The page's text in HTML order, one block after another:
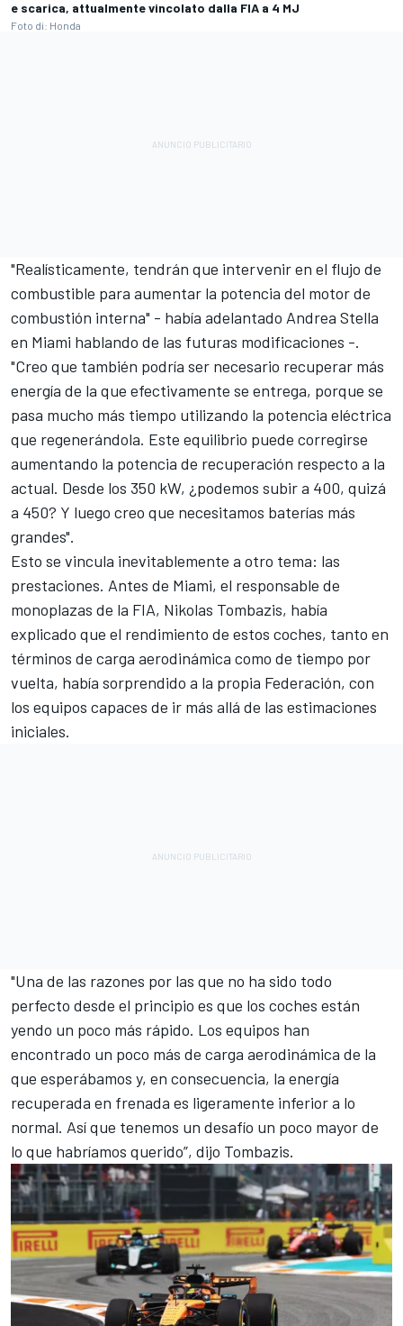
e scarica, attualmente vincolato dalla FIA a 4 MJ
Foto di: Honda
"Realísticamente, tendrán que intervenir en el flujo de
combustible para aumentar la potencia del motor de
combustión interna" - había adelantado Andrea Stella
en Miami hablando de las futuras modificaciones -.
"Creo que también podría ser necesario recuperar más
energía de la que efectivamente se entrega, porque se
pasa mucho más tiempo utilizando la potencia eléctrica
que regenerándola. Este equilibrio puede corregirse
aumentando la potencia de recuperación respecto a la
actual. Desde los 350 kW, ¿podemos subir a 400, quizá
a 450? Y luego creo que necesitamos baterías más
grandes".
Esto se vincula inevitablemente a otro tema: las
prestaciones. Antes de Miami, el responsable de
monoplazas de la FIA, Nikolas Tombazis, había
explicado que el rendimiento de estos coches, tanto en
términos de carga aerodinámica como de tiempo por
vuelta, había sorprendido a la propia Federación, con
los equipos capaces de ir más allá de las estimaciones
iniciales.
"Una de las razones por las que no ha sido todo
perfecto desde el principio es que los coches están
yendo un poco más rápido. Los equipos han
encontrado un poco más de carga aerodinámica de la
que esperábamos y, en consecuencia, la energía
recuperada en frenada es ligeramente inferior a lo
normal. Así que tenemos un desafío un poco mayor de
lo que habríamos querido”, dijo Tombazis.